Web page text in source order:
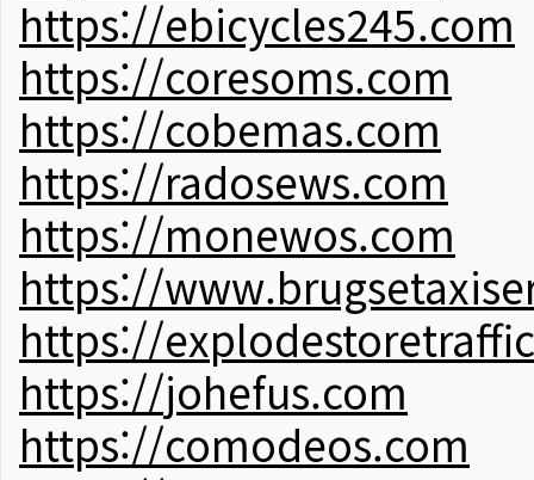
https://ebicycles245.com
https://coresoms.com
https://cobemas.com
https://radosews.com
https://monewos.com
https://
https://
https://johefus.com
https://comodeos.com